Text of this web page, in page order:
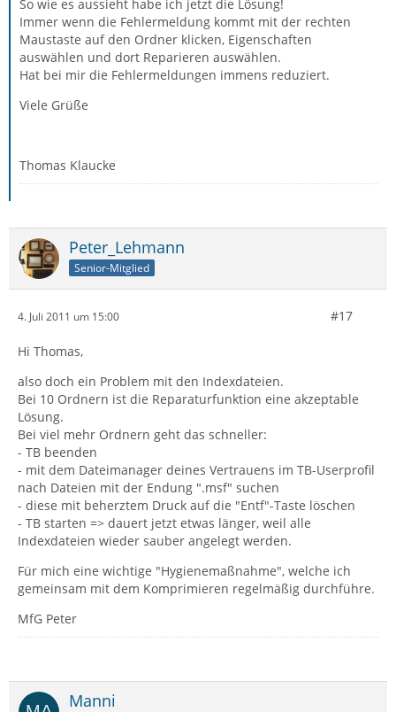
So wie es aussieht habe ich jetzt die Lösung!
Immer wenn die Fehlermeldung kommt mit der rechten
Maustaste auf den Ordner klicken, Eigenschaften
auswählen und dort Reparieren auswählen.
Hat bei mir die Fehlermeldungen immens reduziert.
Viele Grüße
Thomas Klaucke
Peter_Lehmann
Senior-Mitglied
4. Juli 2011 um 15:00 #17
Hi Thomas,
also doch ein Problem mit den Indexdateien.
Bei 10 Ordnern ist die Reparaturfunktion eine akzeptable
Lösung.
Bei viel mehr Ordnern geht das schneller:
- TB beenden
- mit dem Dateimanager deines Vertrauens im TB-Userprofil
nach Dateien mit der Endung ".msf" suchen
- diese mit beherztem Druck auf die "Entf"-Taste löschen
- TB starten => dauert jetzt etwas länger, weil alle
Indexdateien wieder sauber angelegt werden.
Für mich eine wichtige "Hygienemaßnahme", welche ich
gemeinsam mit dem Komprimieren regelmäßig durchführe.
MfG Peter
Manni